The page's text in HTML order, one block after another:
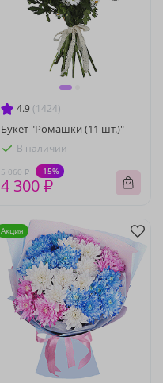
4.9 (1424)
Букет "Ромашки (11 шт.)"
В наличии
5 060 ₽ -15%
4 300 ₽
Акция